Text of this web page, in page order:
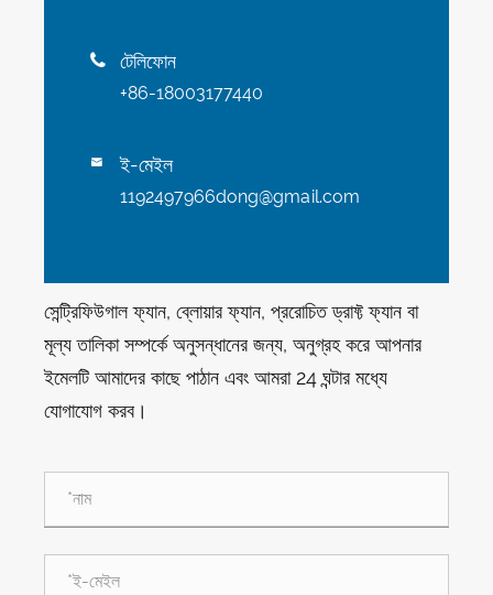
 টেলিফোন
+86-18003177440
 ই-মেইল
1192497966dong@gmail.com
সেন্ট্রিফিউগাল ফ্যান, ব্লোয়ার ফ্যান, প্ররোচিত ড্রাফ্ট ফ্যান বা
মূল্য তালিকা সম্পর্কে অনুসন্ধানের জন্য, অনুগ্রহ করে আপনার
ইমেলটি আমাদের কাছে পাঠান এবং আমরা 24 ঘন্টার মধ্যে
যোগাযোগ করব।